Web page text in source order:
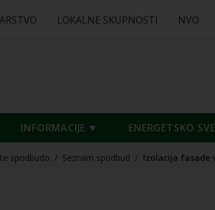
LOKALNE SKUPNOSTI NVO
INFORMACIJE ENERGETSKO
spodbudo / Seznam spodbud / Izolacija fasade